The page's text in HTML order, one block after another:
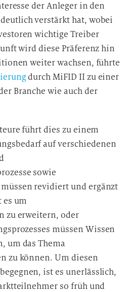
der Anleger in den
verstärkt hat, wobei
wichtige Treiber
wird diese Präferenz hin
weiter wachsen, führte
durch MiFID II zu einer
Branche wie auch der
führt dies zu einem
auf verschiedenen
sowie
revidiert und ergänzt
um
zu erweitern, oder
müssen Wissen
um das Thema
zu können. Um diesen
ist es unerlässlich,
so früh und